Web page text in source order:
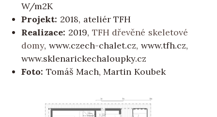
W/m2K
Projekt: 2018, ateliér TFH
Realizace: 2019, TFH dřevěné skeletové
domy, www.czech-chalet.cz, www.tfh.cz,
www.sklenarickechaloupky.cz
Foto: Tomáš Mach, Martin Koubek